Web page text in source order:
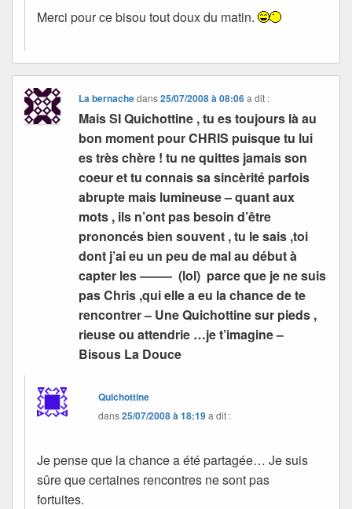
Merci pour ce bisou tout doux du matin.
La bernachedans25/07/2008 à 08:06 a dit :
Mais SI Quichottine , tu es toujours là au
bon moment pour CHRIS puisque tu lui
es très chère ! tu ne quittes jamais son
coeur et tu connais sa sincèrité parfois
abrupte mais lumineuse – quant aux
mots , ils n’ont pas besoin d’être
prononcés bien souvent , tu le sais ,toi
dont j’ai eu un peu de mal au début à
capter les ——– (lol) parce que je ne suis
pas Chris ,qui elle a eu la chance de te
rencontrer – Une Quichottine sur pieds ,
rieuse ou attendrie …je t’imagine –
Bisous La Douce
Quichottine
dans25/07/2008 à 18:19a dit :
Je pense que la chance a été partagée… Je suis
sûre que certaines rencontres ne sont pas
fortuites.